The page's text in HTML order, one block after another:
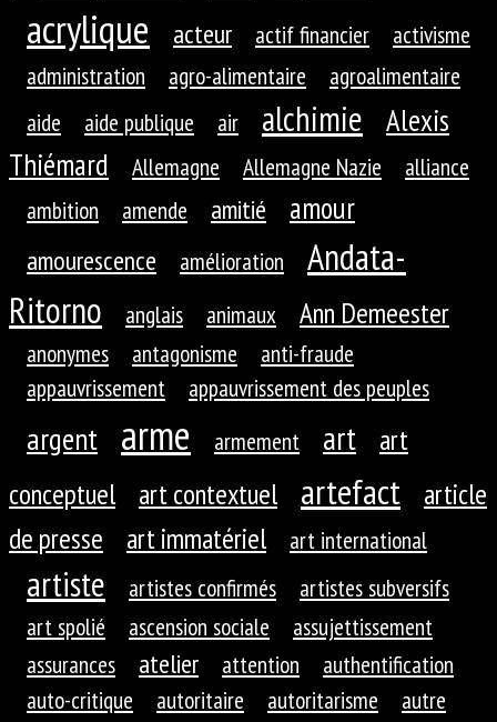
acrylique acteur actif financier
activisme
administration
agro-alimentaire
agroalimentaire
aide
aide publique air alchimie
Alexis
Thiémard
Allemagne Allemagne Nazie
alliance
ambition
amende amitié amour
amourescence amélioration
Andata-
Ritorno
anglais animaux Ann Demeester
anonymes antagonisme
anti-fraude
appauvrissement
appauvrissement des peuples
argent arme armement art
art
conceptuel
art contextuel artefact
article
de presse
art immatériel art international
artiste artistes confirmés
artistes subversifs
art spolié
ascension sociale
assujettissement
assurances
atelier attention
authentification
auto-critique
autoritaire autoritarisme
autre